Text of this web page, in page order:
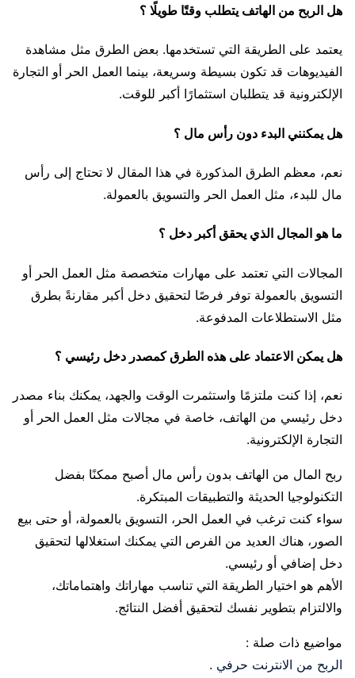
هل الربح من الهاتف يتطلب وقتًا طويلًا ؟
يعتمد على الطريقة التي تستخدمها. بعض الطرق مثل مشاهدة
الفيديوهات قد تكون بسيطة وسريعة، بينما العمل الحر أو التجارة
الإلكترونية قد يتطلبان استثمارًا أكبر للوقت.
هل يمكنني البدء دون رأس مال ؟
نعم، معظم الطرق المذكورة في هذا المقال لا تحتاج إلى رأس
مال للبدء، مثل العمل الحر والتسويق بالعمولة.
ما هو المجال الذي يحقق أكبر دخل ؟
المجالات التي تعتمد على مهارات متخصصة مثل العمل الحر أو
التسويق بالعمولة توفر فرصًا لتحقيق دخل أكبر مقارنةً بطرق
مثل الاستطلاعات المدفوعة.
هل يمكن الاعتماد على هذه الطرق كمصدر دخل رئيسي ؟
نعم، إذا كنت ملتزمًا واستثمرت الوقت والجهد، يمكنك بناء مصدر
دخل رئيسي من الهاتف، خاصة في مجالات مثل العمل الحر أو
التجارة الإلكترونية.
ربح المال من الهاتف بدون رأس مال أصبح ممكنًا بفضل
التكنولوجيا الحديثة والتطبيقات المبتكرة.
سواء كنت ترغب في العمل الحر، التسويق بالعمولة، أو حتى بيع
الصور، هناك العديد من الفرص التي يمكنك استغلالها لتحقيق
دخل إضافي أو رئيسي.
الأهم هو اختيار الطريقة التي تناسب مهاراتك واهتماماتك،
والالتزام بتطوير نفسك لتحقيق أفضل النتائج.
مواضيع ذات صلة :
الربح من الانترنت حرفي .